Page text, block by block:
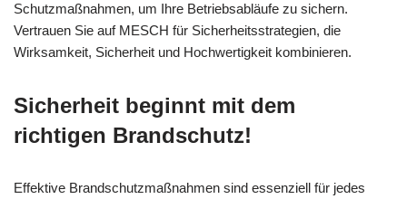
Schutzmaßnahmen, um Ihre Betriebsabläufe zu sichern.
Vertrauen Sie auf MESCH für Sicherheitsstrategien, die
Wirksamkeit, Sicherheit und Hochwertigkeit kombinieren.
Sicherheit beginnt mit dem
richtigen Brandschutz!
Effektive Brandschutzmaßnahmen sind essenziell für jedes